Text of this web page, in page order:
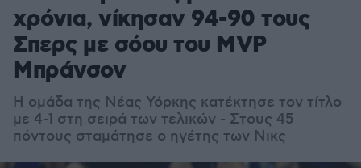
χρόνια, νίκησαν 94-90 τους
Σπερς με σόου του MVP
Μπράνσον
Η ομάδα της Νέας Υόρκης κατέκτησε τον τίτλο
με 4-1 στη σειρά των τελικών - Στους 45
πόντους σταμάτησε ο ηγέτης των Νικς